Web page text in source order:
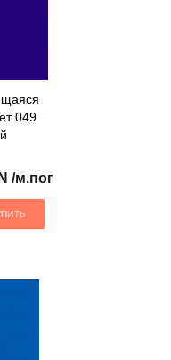
049
/м.пог